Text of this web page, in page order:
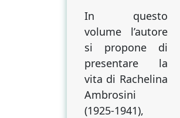
In questo
volume l’autore
si propone di
presentare la
vita di Rachelina
Ambrosini
(1925-1941),